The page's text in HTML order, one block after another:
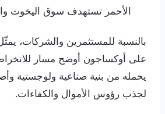
الأحمر تستهدف سوق اليخوت
بالنسبة للمستثمرين والشركات،
على أوكساجون أوضح مسار للانخراط
يحمله من بنية صناعية ولوجستية
لجذب رؤوس الأموال والكفاءات.